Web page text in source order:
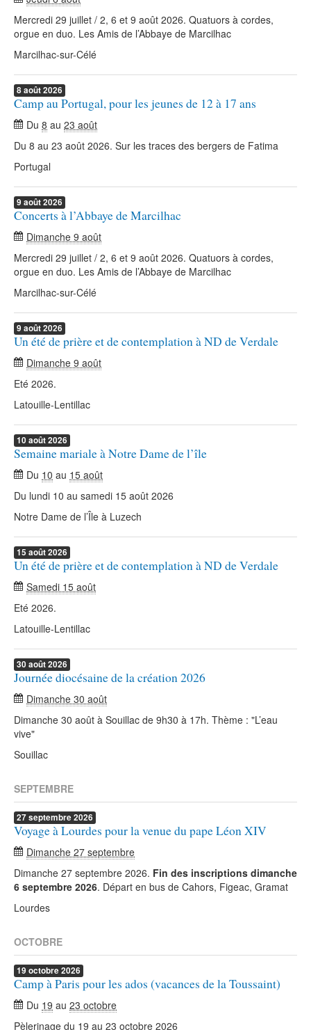
Mercredi 29 juillet / 2, 6 et 9 août 2026. Quatuors à cordes,
orgue en duo. Les Amis de l’Abbaye de Marcilhac
Marcilhac-sur-Célé
8août2026
Camp au Portugal, pour les jeunes de 12 à 17 ans
Du 8 au 23 août
Du 8 au 23 août 2026. Sur les traces des bergers de Fatima
Portugal
9 août2026
Concerts à l’Abbaye de Marcilhac
Dimanche 9 août
Mercredi 29 juillet / 2, 6 et 9 août 2026. Quatuors à cordes,
orgue en duo. Les Amis de l’Abbaye de Marcilhac
Marcilhac-sur-Célé
9 août2026
Un été de prière et de contemplation à ND de Verdale
Dimanche 9 août
Eté 2026.
Latouille-Lentillac
10 août2026
Semaine mariale à Notre Dame de l’île
Du 10 au 15 août
Du lundi 10 au samedi 15 août 2026
Notre Dame de l’Île à Luzech
15 août2026
Un été de prière et de contemplation à ND de Verdale
Samedi 15 août
Eté 2026.
Latouille-Lentillac
30 août2026
Journée diocésaine de la création 2026
Dimanche 30 août
Dimanche 30 août à Souillac de 9h30 à 17h. Thème : "L’eau
vive"
Souillac
SEPTEMBRE
27septembre2026
Voyage à Lourdes pour la venue du pape Léon XIV
Dimanche 27 septembre
Dimanche 27 septembre 2026. Fin des inscriptions dimanche
6 septembre 2026. Départ en bus de Cahors, Figeac, Gramat
Lourdes
OCTOBRE
19 octobre2026
Camp à Paris pour les ados (vacances de la Toussaint)
Du 19 au 23 octobre
Pèlerinage du 19 au 23 octobre 2026